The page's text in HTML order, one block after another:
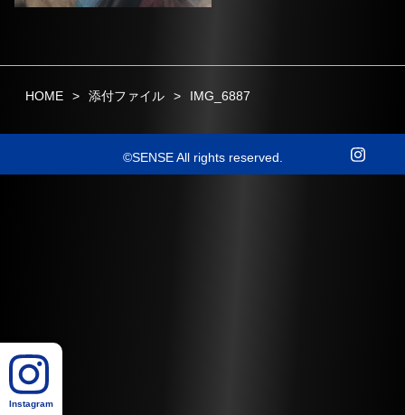
HOME 添付ファイル IMG_6887
©SENSE All rights reserved.
Instagram